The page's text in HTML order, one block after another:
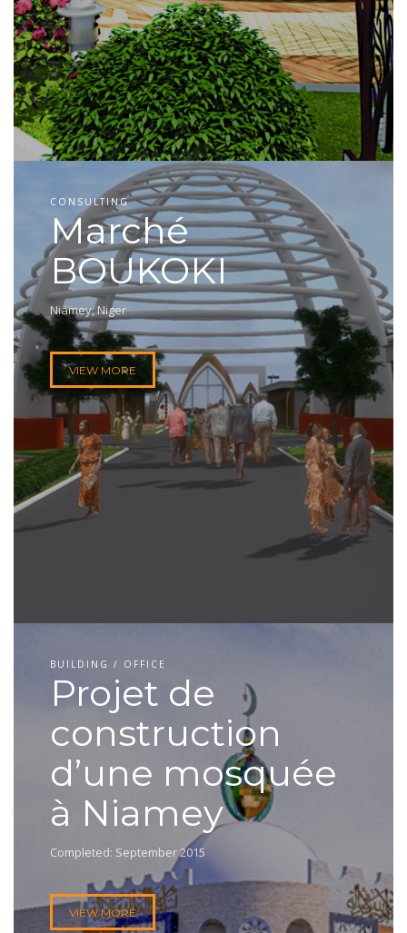
CONSULTING
Marché
BOUKOKI
Niamey, Niger
VIEW MORE
BUILDING / OFFICE
Projet de
construction
d’une mosquée
à Niamey
Completed: September 2015
VIEW MORE